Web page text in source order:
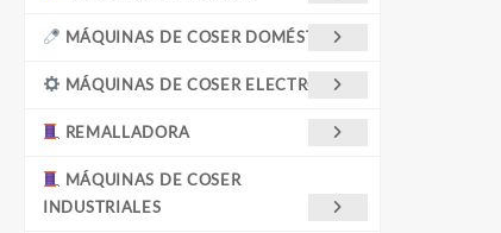
MÁQUINAS DE COSER DOMÉSTICAS
MÁQUINAS DE COSER ELECTRÓNICA
REMALLADORA
MÁQUINAS DE COSER
INDUSTRIALES